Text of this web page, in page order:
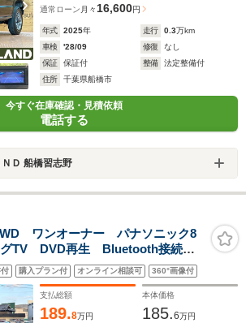
通常ローン 月々 16,600円
年式 2025年 走行 0.3万km
車検
'28/09 修復
なし
保証
保証付 整備
法定整備付
住所
千葉県船橋市
今すぐ在庫確認・見積依頼
電話する
Ｄ 船橋習志野
ワンオーナー パナソニック8
グTV DVD再生 Bluetooth接続
ートヒーター スマートキー ス
スタート フォグランプ ターボ
購入プラン付 オンライン相談可 360°画像付
支払総額
189.8万円
本体価格
185.6万円